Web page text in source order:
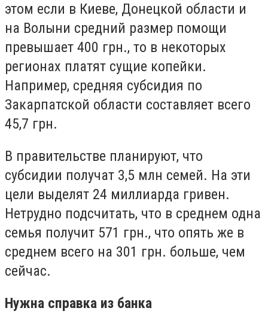
этом если в Киеве, Донецкой области и
на Волыни средний размер помощи
превышает 400 грн., то в некоторых
регионах платят сущие копейки.
Например, средняя субсидия по
Закарпатской области составляет всего
45,7 грн.
В правительстве планируют, что
субсидии получат 3,5 млн семей. На эти
цели выделят 24 миллиарда гривен.
Нетрудно подсчитать, что в среднем одна
семья получит 571 грн., что опять же в
среднем всего на 301 грн. больше, чем
сейчас.
Нужна справка из банка